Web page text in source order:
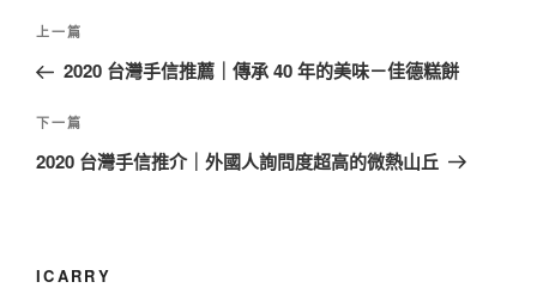
文
導
覽
上
一
文
章
上一篇
2020 台灣手信推薦｜傳承 40 年的美味－佳德糕餅
下
一
下一篇
2020 台灣手信推介｜外國人詢問度超高的微熱山丘
ICARRY